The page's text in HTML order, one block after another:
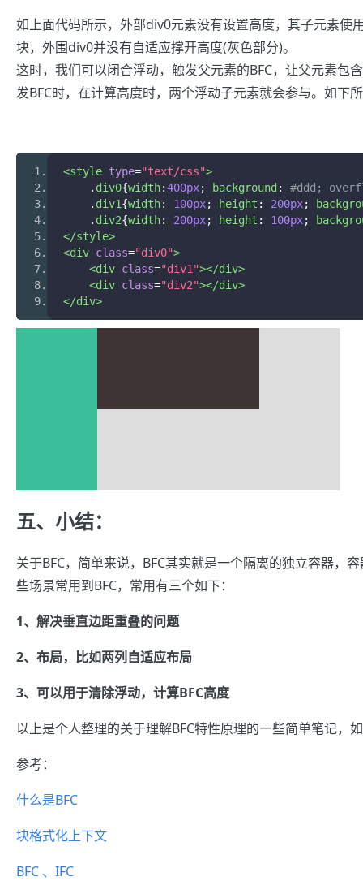
如上面代码所示，外部div0元素没有设置高度，其子元素
块，外围div0并没有自适应撑开高度(灰色部分)。
这时，我们可以闭合浮动，触发父元素的BFC，让父元素
发BFC时，在计算高度时，两个浮动子元素就会参与。如下
<style type="text/css">
. div0{width:400px; background :
#ddd;
. div1{width: 100px; height : 200px;
. div2{width: 200px; height : 100px;
</style>
<div class="div0">
<div class="div1"></div>
<div class="div2"></div>
</div>
五、小结：
关于BFC，简单来说，BFC其实就是一个隔离的独立容器，
些场景常用到BFC，常用有三个如下：
1、解决垂直边距重叠的问题
2、布局，比如两列自适应布局
3、可以用于清除浮动，计算BFC高度
以上是个人整理的关于理解BFC特性原理的一些简单笔记，
参考：
什么是BFC
块格式化上下文
BFC 、IFC